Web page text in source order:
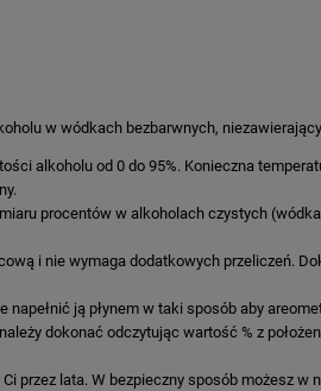
w wódkach bezbarwnych,
alkoholu od 0 do 95%. Konieczna
procentów w alkoholach czystych
i nie wymaga dodatkowych przeliczeń.
ją płynem w taki sposób aby
dokonać odczytując wartość % z
przez lata. W bezpieczny sposób możesz w